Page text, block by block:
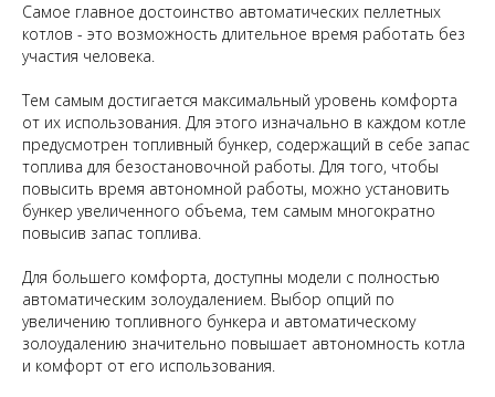
Самое главное достоинство автоматических пеллетных
котлов - это возможность длительное время работать без
участия человека.
Тем самым достигается максимальный уровень комфорта
от их использования. Для этого изначально в каждом котле
предусмотрен топливный бункер, содержащий в себе запас
топлива для безостановочной работы. Для того, чтобы
повысить время автономной работы, можно установить
бункер увеличенного объема, тем самым многократно
повысив запас топлива.
Для большего комфорта, доступны модели с полностью
автоматическим золоудалением. Выбор опций по
увеличению топливного бункера и автоматическому
золоудалению значительно повышает автономность котла
и комфорт от его использования.